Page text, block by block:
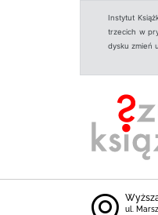
Instytut
trzecich w
dysku zmień
ul.